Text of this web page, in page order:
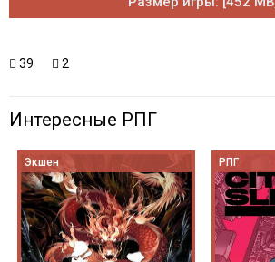
39 2
Интересные РПГ
Экшен РПГ